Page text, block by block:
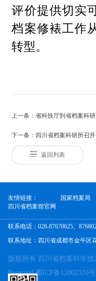
评价提供切实
档案修裱工作
转型。
上一条：省科技厅到省档案科
下一条：四川省档案科研所召
返回列表
友情链接： 国家档案局
四川省档案馆官网
联系电话：028-87670625、
联系地址：四川省成都市金牛区
版权所有 四川省档案科学
Reserved 蜀ICP备12002320号